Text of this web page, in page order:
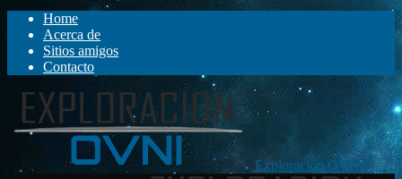
Home
Acerca de
Sitios amigos
Contacto
Exploración OVNI